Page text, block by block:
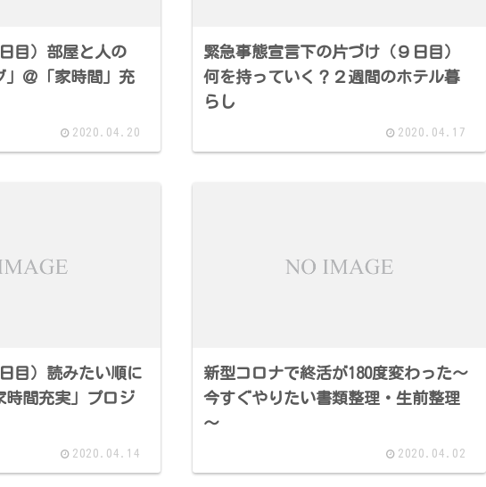
目）部屋と人の
」＠「家時間」充
2020.04.20
緊急事態宣言下の片づけ（９日目）
何を持っていく？２週間のホテル暮
らし
2020.04.17
目）読みたい順に
時間充実」プロジ
2020.04.14
新型コロナで終活が180度変わった～
今すぐやりたい書類整理・生前整理
～
2020.04.02